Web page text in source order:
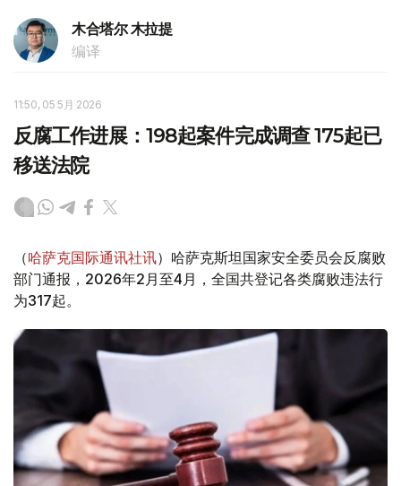
木合塔尔 木拉提
编译
11:50, 05 5月 2026
反腐工作进展：198起案件完成调查 175起已
移送法院
（哈萨克国际通讯社讯）哈萨克斯坦国家安全委员会反腐败
部门通报，2026年2月至4月，全国共登记各类腐败违法行
为317起。